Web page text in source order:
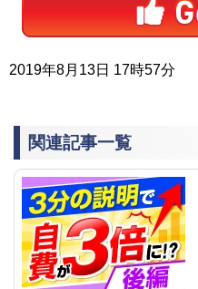
2019年8月13日 17時57分
関連記事一覧